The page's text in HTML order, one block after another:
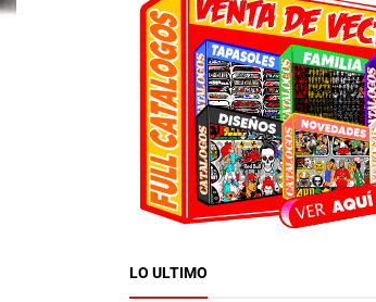
LO ULTIMO